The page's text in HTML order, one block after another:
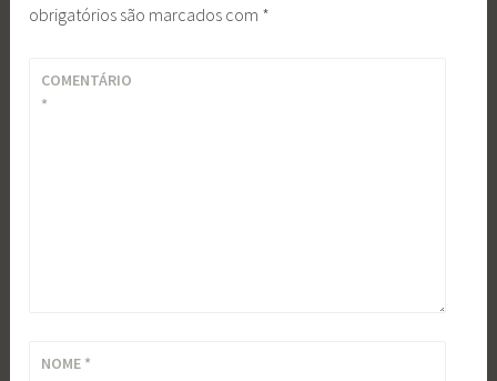
obrigatórios são marcados com *
COMENTÁRIO
*
NOME *